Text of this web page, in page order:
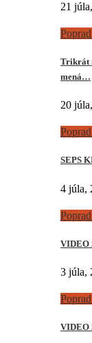
21
Trikrát
mená…
20
SEPS
4 júla,
VIDEO
3 júla,
VIDEO